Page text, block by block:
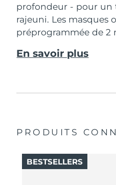
profondeur - pour un
rajeuni. Les masques
préprogrammée de 2
En savoir plus
PRODUITS
BESTSELLERS